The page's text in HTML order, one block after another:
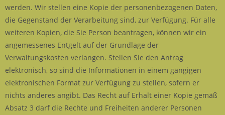
werden. Wir stellen eine Kopie der personenbezogenen Daten,
die Gegenstand der Verarbeitung sind, zur Verfügung. Für alle
weiteren Kopien, die Sie Person beantragen, können wir ein
angemessenes Entgelt auf der Grundlage der
Verwaltungskosten verlangen. Stellen Sie den Antrag
elektronisch, so sind die Informationen in einem gängigen
elektronischen Format zur Verfügung zu stellen, sofern er
nichts anderes angibt. Das Recht auf Erhalt einer Kopie gemäß
Absatz 3 darf die Rechte und Freiheiten anderer Personen